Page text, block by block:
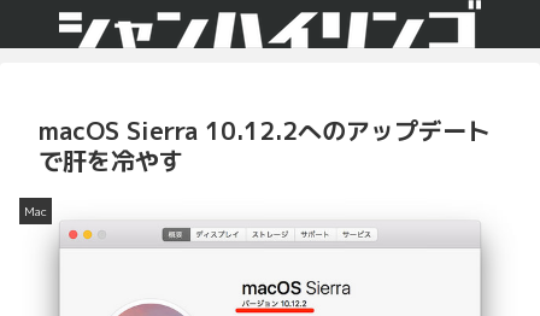
macOS Sierra 10.12.2へのアップデート
で肝を冷やす
Mac